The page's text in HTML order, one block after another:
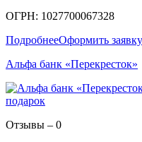
ОГРН: 1027700067328
ПодробнееОформить заявку
Альфа банк «Перекресток»
подарок
Отзывы – 0